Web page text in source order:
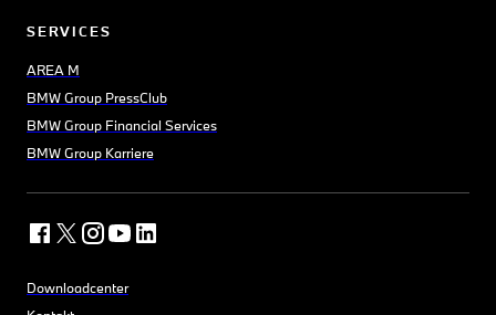
SERVICES
AREA M
BMW Group PressClub
BMW Group Financial Services
BMW Group Karriere
Downloadcenter